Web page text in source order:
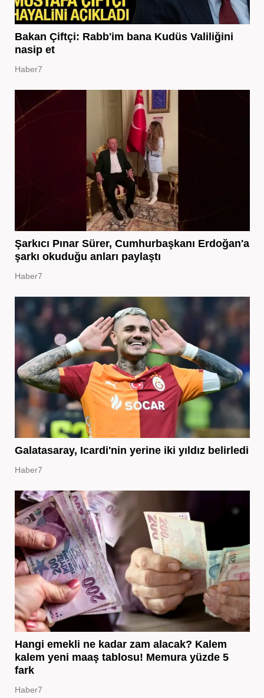
Bakan Çiftçi: Rabb'im bana Kudüs Valiliğini
nasip et
Haber7
Şarkıcı Pınar Sürer, Cumhurbaşkanı Erdoğan'a
şarkı okuduğu anları paylaştı
Haber7
Galatasaray, Icardi'nin yerine iki yıldız belirledi
Haber7
Hangi emekli ne kadar zam alacak? Kalem
kalem yeni maaş tablosu! Memura yüzde 5
fark
Haber7